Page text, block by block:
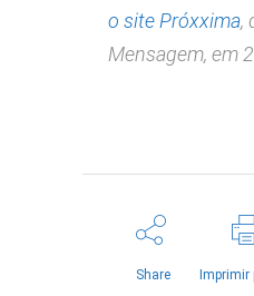
o site Próxxima,
Mensagem, em
Share Imprimir